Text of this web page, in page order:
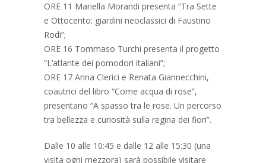
ORE 11 Mariella Morandi presenta “Tra Sette
e Ottocento: giardini neoclassici di Faustino
Rodi”;
ORE 16 Tommaso Turchi presenta il progetto
“L’atlante dei pomodori italiani”;
ORE 17 Anna Clerici e Renata Giannecchini,
coautrici del libro “Come acqua di rose”,
presentano “A spasso tra le rose. Un percorso
tra bellezza e curiosità sulla regina dei fiori”.
Dalle 10 alle 10:45 e dalle 12 alle 15:30 (una
visita ogni mezzora) sarà possibile visitare